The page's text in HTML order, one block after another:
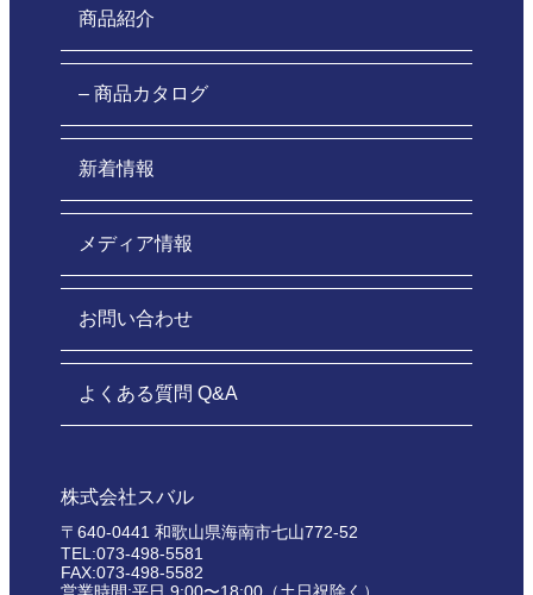
商品紹介
– 商品カタログ
新着情報
メディア情報
お問い合わせ
よくある質問 Q&A
株式会社スバル
〒640-0441 和歌山県海南市七山772-52
TEL:073-498-5581
FAX:073-498-5582